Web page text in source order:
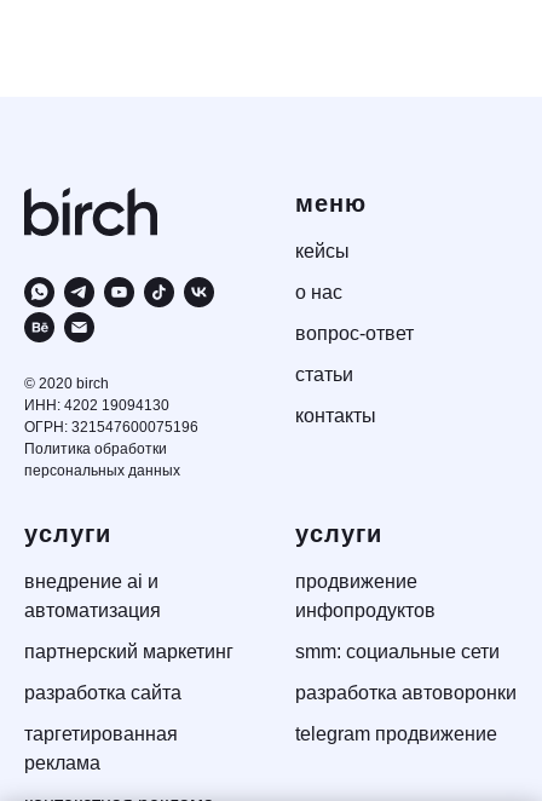
© 2020 birch
ИНН: 4202 19094130
ОГРН: 321547600075196
Политика обработки
персональных данных
меню
кейсы
о нас
вопрос-ответ
статьи
контакты
услуги
внедрение ai и
автоматизация
партнерский маркетинг
разработка сайта
таргетированная
реклама
услуги
продвижение
инфопродуктов
smm: социальные сети
разработка автоворонки
telegram продвижение